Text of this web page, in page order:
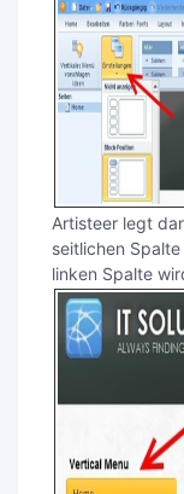
Artisteer legt
seitlichen
linken Spalte